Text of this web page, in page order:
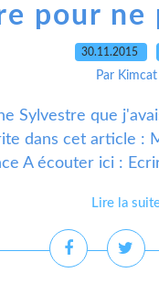
pour ne
30.11.2015
Par Kimcat
Sylvestre que
dans cet article :
A écouter ici :
Lire la